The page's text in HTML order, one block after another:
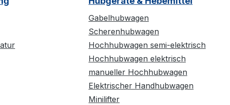
Gabelhubwagen
Scherenhubwagen
Hochhubwagen semi-elektrisch
Hochhubwagen elektrisch
manueller Hochhubwagen
Elektrischer Handhubwagen
Minilifter